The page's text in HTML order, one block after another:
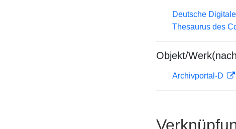
Deutsche
Thesaurus des
Objekt/
Archivportal-D